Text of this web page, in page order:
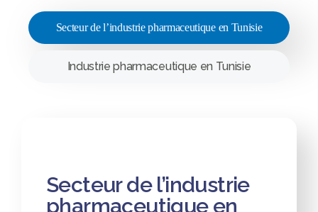
Secteur de l’industrie pharmaceutique en Tunisie
Industrie pharmaceutique en Tunisie
Secteur de l’industrie
pharmaceutique en